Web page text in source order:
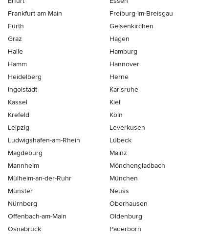
Frankfurt am Main
Freiburg-im-Breisgau
Fürth
Gelsenkirchen
Graz
Hagen
Halle
Hamburg
Hamm
Hannover
Heidelberg
Herne
Ingolstadt
Karlsruhe
Kassel
Kiel
Krefeld
Köln
Leipzig
Leverkusen
Ludwigshafen-am-Rhein
Lübeck
Magdeburg
Mainz
Mannheim
Mönchen­gladbach
Mülheim-an-der-Ruhr
München
Münster
Neuss
Nürnberg
Oberhausen
Offenbach-am-Main
Oldenburg
Osnabrück
Paderborn